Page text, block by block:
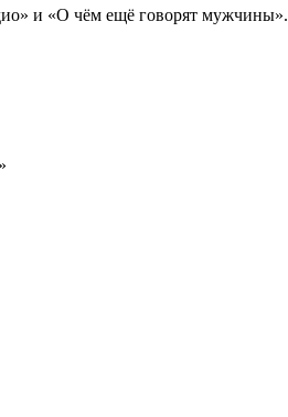
и «О чём ещё говорят мужчины».